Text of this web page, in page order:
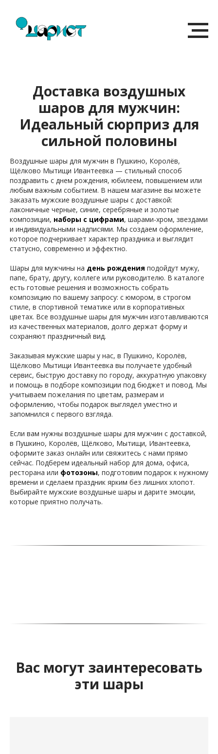
Доставка воздушных
шаров для мужчин:
Идеальный сюрприз для
сильной половины
Воздушные шары для мужчин в Пушкино, Королёв,
Щёлково Мытищи Ивантеевка — стильный способ
поздравить с днем рождения, юбилеем, повышением или
любым важным событием. В нашем магазине вы можете
заказать мужские воздушные шары с доставкой:
лаконичные черные, синие, серебряные и золотые
композиции, наборы с цифрами, шарами-хром, звездами
и индивидуальными надписями. Мы создаем оформление,
которое подчеркивает характер праздника и выглядит
статусно, современно и эффектно.
Шары для мужчины на день рождения подойдут мужу,
папе, брату, другу, коллеге или руководителю. В каталоге
есть готовые решения и возможность собрать
композицию по вашему запросу: с юмором, в строгом
стиле, в спортивной тематике или в корпоративных
цветах. Все воздушные шары для мужчин изготавливаются
из качественных материалов, долго держат форму и
сохраняют праздничный вид.
Заказывая мужские шары у нас, в Пушкино, Королёв,
Щёлково Мытищи Ивантеевка вы получаете удобный
сервис, быструю доставку по городу, аккуратную упаковку
и помощь в подборе композиции под бюджет и повод. Мы
учитываем пожелания по цветам, размерам и
оформлению, чтобы подарок выглядел уместно и
запомнился с первого взгляда.
Если вам нужны воздушные шары для мужчин с доставкой,
в Пушкино, Королёв, Щёлково, Мытищи, Ивантеевка,
оформите заказ онлайн или свяжитесь с нами прямо
сейчас. Подберем идеальный набор для дома, офиса,
ресторана или фотозоны, подготовим подарок к нужному
времени и сделаем праздник ярким без лишних хлопот.
Выбирайте мужские воздушные шары и дарите эмоции,
которые приятно получать.
Вас могут заинтересовать
эти шары